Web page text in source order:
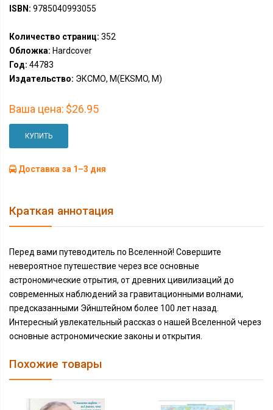
ISBN: 9785040993055
Количество страниц: 352
Обложка: Hardcover
Год: 44783
Издательство: ЭКСМО, М(EKSMO, M)
Ваша цена: $26.95
КУПИТЬ
Доставка за 1–3 дня
Краткая аннотация
Перед вами путеводитель по Вселенной! Совершите
невероятное путешествие через все основные
астрономические отрытия, от древних цивилизаций до
современных наблюдений за гравитационными волнами,
предсказанными Эйнштейном более 100 лет назад.
Интересный увлекательный рассказ о нашей Вселенной через
основные астрономические законы и открытия.
Похожие товары